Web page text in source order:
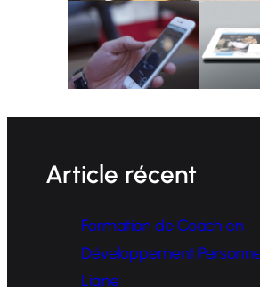
Article récent
Formation de Coach en
Développement
Ligne